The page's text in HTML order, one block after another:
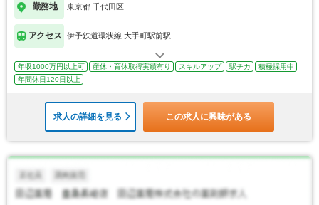
勤務地 東京都 千代田区
アクセス 伊予鉄道環状線 大手町駅前駅
年収1000万円以上可 産休・育休取得実績有り スキルアップ 駅チカ
積極採用中
年間休日120日以上
求人の詳細を見る この求人に興味がある